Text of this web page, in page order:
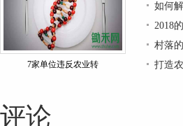
​7家单位违反农业转
如何
2018
村落
打造
评论